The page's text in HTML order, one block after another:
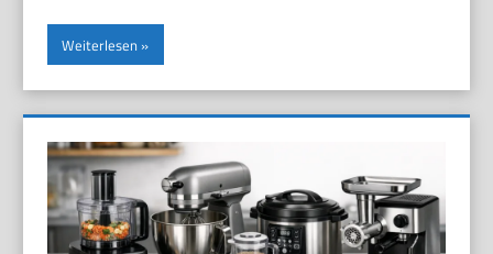
Weiterlesen